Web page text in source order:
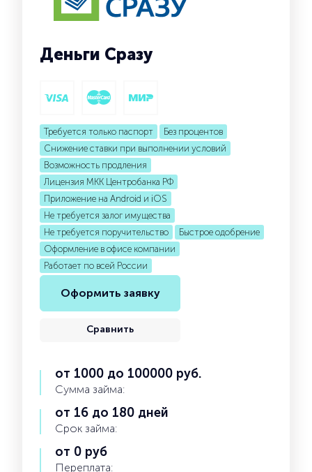
Деньги Сразу
Требуется только паспорт
Без процентов
Снижение ставки при выполнении условий
Возможность продления
Лицензия МКК Центробанка РФ
Приложение на Android и iOS
Не требуется залог имущества
Не требуется поручительство
Быстрое одобрение
Оформление в офисе компании
Работает по всей России
Оформить заявку
Сравнить
от 1000 до 100000 руб.
Сумма займа:
от 16 до 180 дней
Срок займа:
от 0 руб
Переплата: